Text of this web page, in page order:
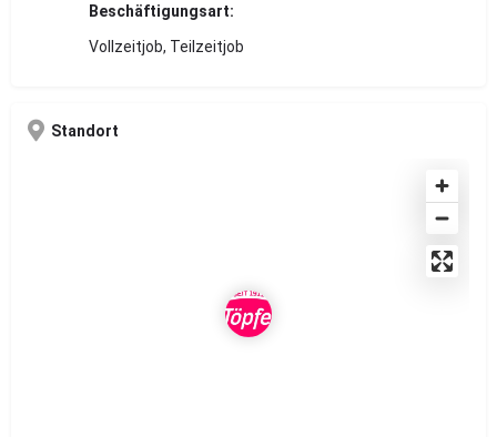
Beschäftigungsart:
Vollzeitjob, Teilzeitjob
Standort